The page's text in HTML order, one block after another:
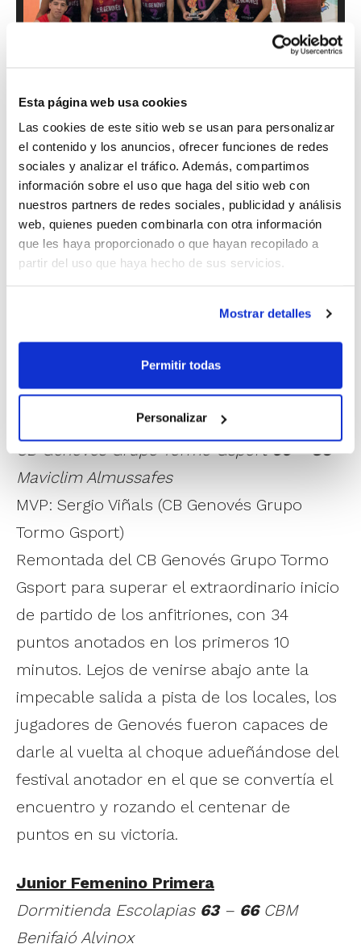
Esta página web usa cookies
Las cookies de este sitio web se usan para personalizar
el contenido y los anuncios, ofrecer funciones de redes
sociales y analizar el tráfico. Además, compartimos
información sobre el uso que haga del sitio web con
nuestros partners de redes sociales, publicidad y análisis
web, quienes pueden combinarla con otra información
que les haya proporcionado o que hayan recopilado a
partir del uso que haya hecho de sus servicios.
Mostrar detalles
Permitir todas
Personalizar
Senior Femenino Primera
CB Benetússer70–54Burjassot CB
MVP: Ana Sánchez (CB Benetússer)
La primera mitad fue clave en la victoria
del CB Benetússer. La ligera ventaja que
cogió el equipo durante esos minutos
partido de las jugadoras del Burjassot CB,
que hicieron emplearse a fondo a su rival
completando una gran final.
Junior Masculino Primera
CB Genovés Grupo Tormo Gsport99–83
Maviclim Almussafes
MVP: Sergio Viñals (CB Genovés Grupo
Tormo Gsport)
Remontada del CB Genovés Grupo Tormo
Gsport para superar el extraordinario inicio
de partido de los anfitriones, con 34
puntos anotados en los primeros 10
minutos. Lejos de venirse abajo ante la
impecable salida a pista de los locales, los
jugadores de Genovés fueron capaces de
darle al vuelta al choque adueñándose del
festival anotador en el que se convertía el
encuentro y rozando el centenar de
puntos en su victoria.
Junior Femenino Primera
Dormitienda Escolapias 63– 66CBM
Benifaió Alvinox